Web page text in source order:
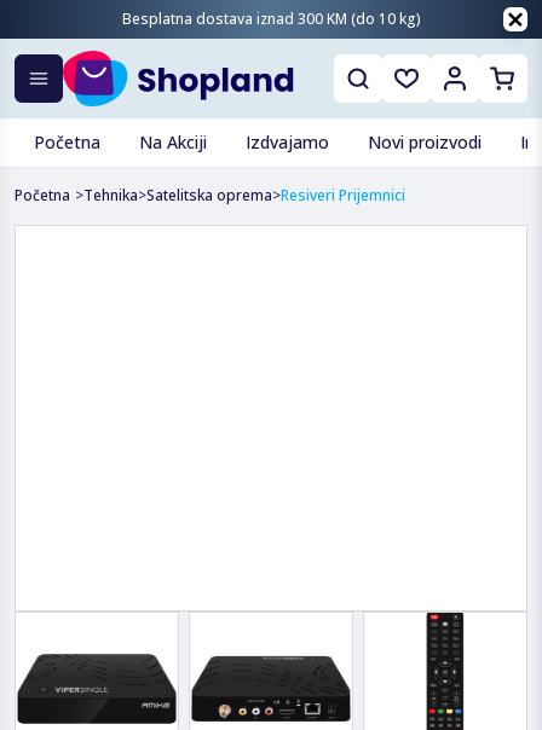
Besplatna dostava iznad 300 KM (do 10 kg)
Početna Na Akciji Izdvajamo Novi proizvodi
Početna >Tehnika>Satelitska oprema>Resiveri Prijemnici